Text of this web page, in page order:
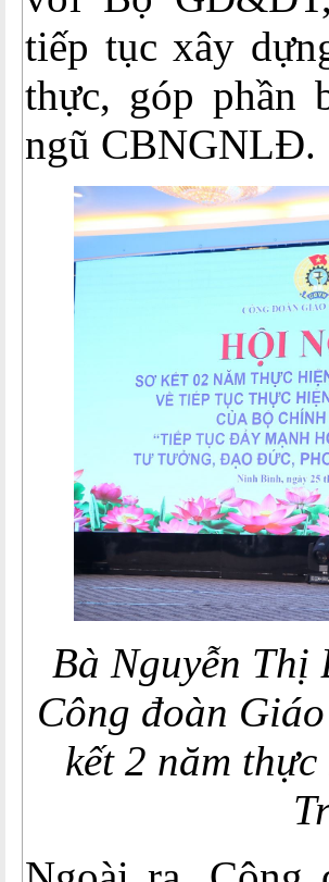
tiếp tục xây
thực, góp phần
ngũ CBNGNLĐ.
Bà Nguyễn
Công đoàn
kết 2 năm